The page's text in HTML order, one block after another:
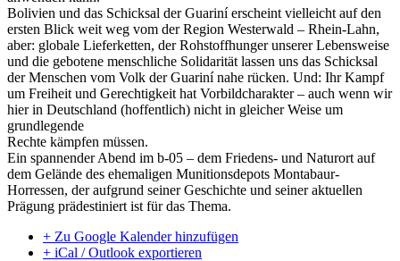
Bolivien und das Schicksal der Guariní erscheint vielleicht auf den
ersten Blick weit weg vom der Region Westerwald – Rhein-Lahn,
aber: globale Lieferketten, der Rohstoffhunger unserer Lebensweise
und die gebotene menschliche Solidarität lassen uns das Schicksal
der Menschen vom Volk der Guariní nahe rücken. Und: Ihr Kampf
um Freiheit und Gerechtigkeit hat Vorbildcharakter – auch wenn wir
hier in Deutschland (hoffentlich) nicht in gleicher Weise um
grundlegende
Rechte kämpfen müssen.
Ein spannender Abend im b-05 – dem Friedens- und Naturort auf
dem Gelände des ehemaligen Munitionsdepots Montabaur-
Horressen, der aufgrund seiner Geschichte und seiner aktuellen
Prägung prädestiniert ist für das Thema.
+ Zu Google Kalender hinzufügen
+ iCal / Outlook exportieren